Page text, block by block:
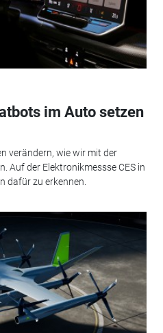
im Auto setzen
verändern, wie wir mit der
Auf der Elektronikmessse CES in
dafür zu erkennen.